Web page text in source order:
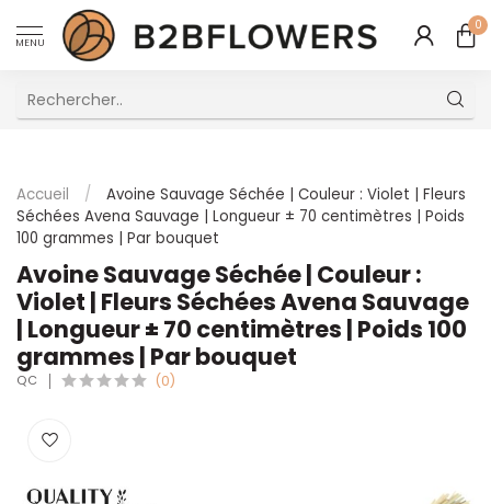
MENU
0
Accueil /
Avoine Sauvage Séchée | Couleur : Violet | Fleurs
Séchées Avena Sauvage | Longueur ± 70 centimètres | Poids
100 grammes | Par bouquet
Avoine Sauvage Séchée | Couleur :
Violet | Fleurs Séchées Avena Sauvage
| Longueur ± 70 centimètres | Poids 100
grammes | Par bouquet
QC (0)